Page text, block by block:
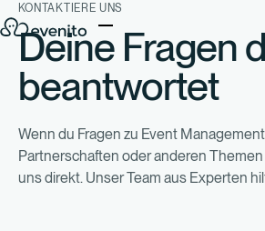
KONTAKTIERE UNS
Deine Fragen
beantwortet
Wenn du Fragen zu Event
Partnerschaften oder anderen
uns direkt. Unser Team aus Experten